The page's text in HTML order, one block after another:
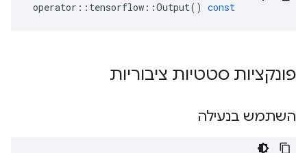
operator :: tensorflow ::Output() const
פונקציות סטטיות ציבוריות
השתמש בנעילה